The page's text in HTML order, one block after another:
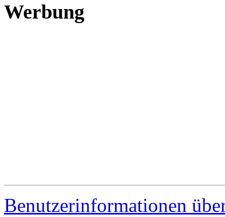
Werbung
Benutzerinformationen